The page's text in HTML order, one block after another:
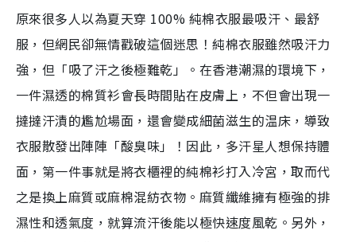
原來很多人以為夏天穿 100% 純棉衣服最吸汗、最舒
服，但網民卻無情戳破這個迷思！純棉衣服雖然吸汗力
強，但「吸了汗之後極難乾」。在香港潮濕的環境下，
一件濕透的棉質衫會長時間貼在皮膚上，不但會出現一
撻撻汗漬的尷尬場面，還會變成細菌滋生的温床，導致
衣服散發出陣陣「酸臭味」！因此，多汗星人想保持體
面，第一件事就是將衣櫃裡的純棉衫打入冷宮，取而代
之是換上麻質或麻棉混紡衣物。麻質纖維擁有極強的排
濕性和透氣度，就算流汗後能以極快速度風乾。另外，